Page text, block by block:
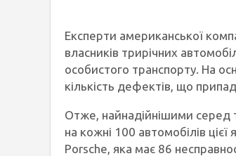
Експерти американської
власників трирічних
особистого транспорту. На
кількість дефектів, що
Отже, найнадійнішими серед
на кожні 100 автомобілів
Porsche, яка має 86